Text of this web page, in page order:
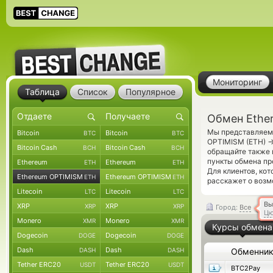
Мониторинг
Обмен
Мы представляем
OPTIMISM (ETH)
обращайте
пункты обмена
Для клиентов,
расскажет о
Город: Все
Курсы обмена
Обменник
BTC2Pay
Таблица Список Популярное
Bitcoin BTC Bitcoin BTC
Bitcoin Cash BCH Bitcoin Cash BCH
Ethereum ETH Ethereum ETH
Ethereum OPTIMISM ETH Ethereum OPTIMISM ETH
Litecoin LTC Litecoin LTC
XRP XRP XRP XRP
Monero XMR Monero XMR
Dogecoin DOGE Dogecoin DOGE
Dash DASH Dash DASH
Tether ERC20 USDT Tether ERC20 USDT